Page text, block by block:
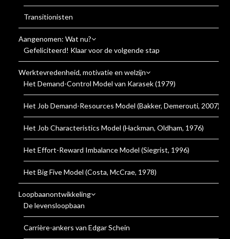
Transitionisten
Aangenomen: Wat nu?
Gefeliciteerd! Klaar voor de volgende stap
Werktevredenheid, motivatie en welzijn
Het Demand-Control Model van Karasek (1979)
Het Job Demand-Resources Model (Bakker, Demerouti, 2007)
Het Job Characteristics Model (Hackman, Oldham, 1976)
Het Effort-Reward Imbalance Model (Siegrist, 1996)
Het Big Five Model (Costa, McCrae, 1978)
Loopbaanontwikkeling
De levensloopbaan
Carrière-ankers van Edgar Schein